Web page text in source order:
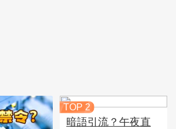
TOP 2
暗語引流？午夜直